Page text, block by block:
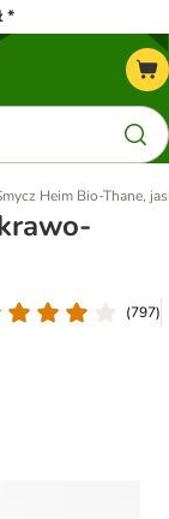
*
Heim Bio-Thane,
(797)